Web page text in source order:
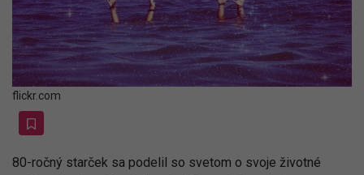
flickr.com
80-ročný starček sa podelil so svetom o svoje životné